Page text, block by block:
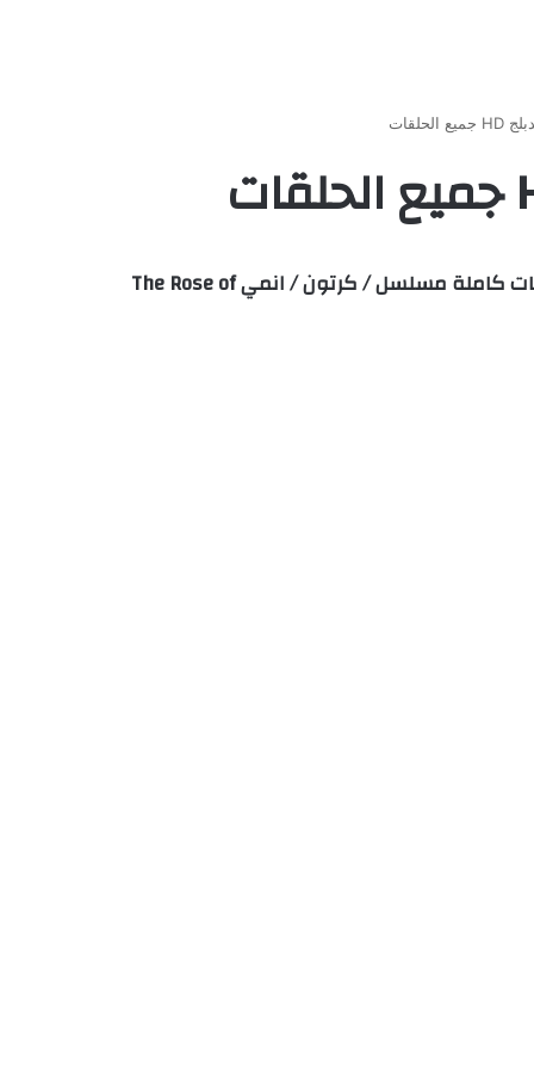
مشاهدة وتحميل ليدي أوسكار الحلقة 36 مدبلجة اون لاين مباشرة علي اكثر من سيرفر HD وتحميل مباشر حلقات كاملة مسلسل / كرتون / انمي The Rose of